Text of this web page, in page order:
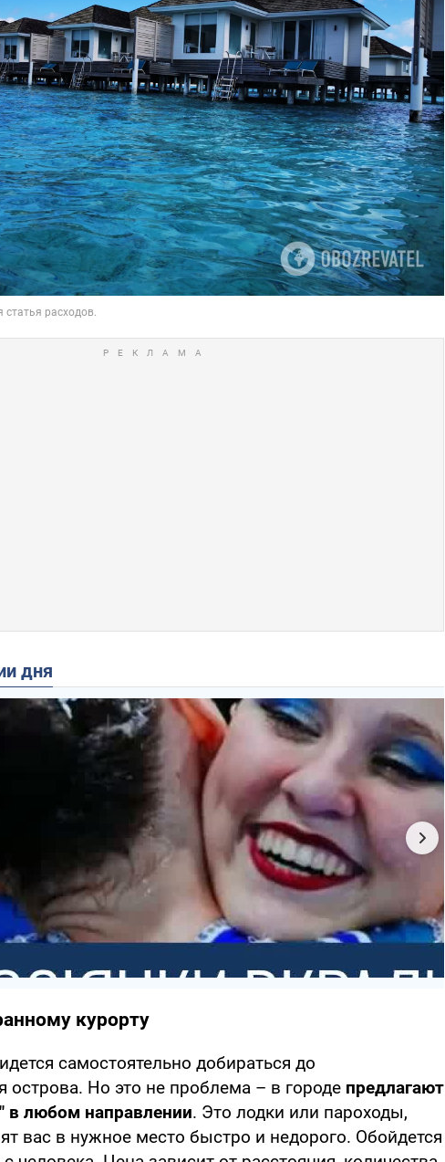
дня
курорту
самостоятельно добираться до
острова. Но это не проблема – в городе предлагают
в любом направлении. Это лодки или пароходы,
вас в нужное место быстро и недорого. Обойдется